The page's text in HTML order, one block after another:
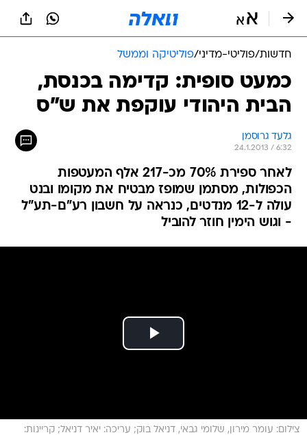
חדשות/פוליטי-מדיני/פוליטיקה וממשל
כמעט סופית: קדימה בכנסת,
הבית היהודי עוקפת את ש"ס
גלעד גרוסמן
24.1.2013 / 6:32
לאחר ספירת 70% מכ-217 אלף המעטפות
הכפולות, מסתמן שמופז מבטיח את מקומו ובנט
עולה ל-12 מנדטים, כנראה על חשבון רע"ם-תע"ל
- וגוש הימין חוזר להוביל
צילום: עומר מירון, שלומי גבאי, דניאל בוק; עריכה: יאיר דניאל; קריינות: